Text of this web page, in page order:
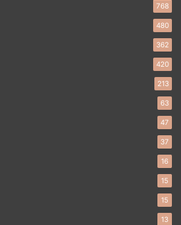
768
480
362
420
213
63
47
37
16
15
15
13